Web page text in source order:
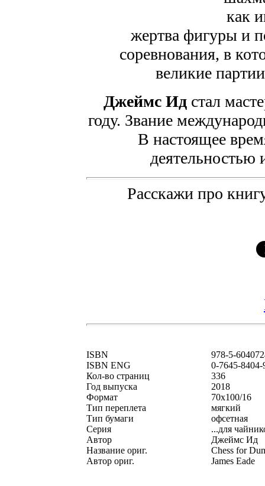
как
жертва фигуры и
соревнования, в
великие
Джеймс Идстал
году. Звание
В настоящее
деятельностью
Расскажи про
ISBN
978-5-
ISBN ENG
0-7645-8404-
Кол-во страниц
336
Год выпуска
2018
Формат
70x100/16
Тип переплета
мягкий
Тип бумаги
офсетная
Серия
...для
Автор
Джеймс Ид
Название ориг.
Chess for
Автор ориг.
James Eade